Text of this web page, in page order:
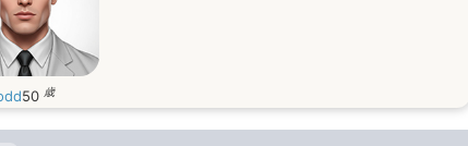
50 歳